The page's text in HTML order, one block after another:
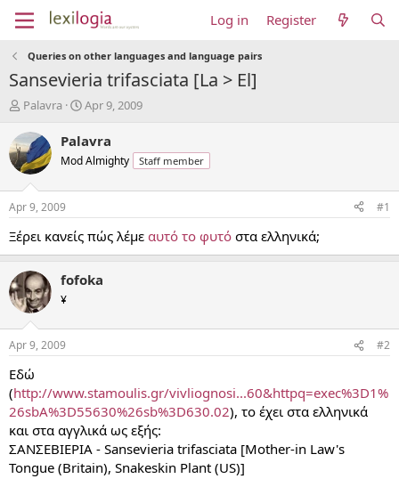
Log in Register
Queries on other languages and language pairs
Sansevieria trifasciata [La > El]
T
r
e
a
d
t
a
r
e
r
Palavra
S
a
t
t
e
Apr 9, 2009
Palavra
Mod Almighty Staff member
Apr 9, 2009 #1
Ξέρει κανείς πώς λέμε αυτό το φυτό στα ελληνικά;
fofoka
¥
Apr 9, 2009 #2
Εδώ
(http://www.stamoulis.gr/vivliognosi...60&httpq=exec%3D1%
26sbA%3D55630%26sb%3D630.02), το έχει στα ελληνικά
και στα αγγλικά ως εξής:
ΣΑΝΣΕΒΙΕΡΙΑ - Sansevieria trifasciata [Mother-in Law's
Tongue (Britain), Snakeskin Plant (US)]